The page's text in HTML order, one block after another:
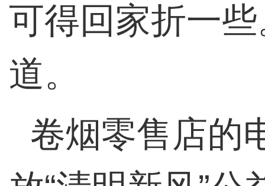
可得回家折一
道。
卷烟零售店的